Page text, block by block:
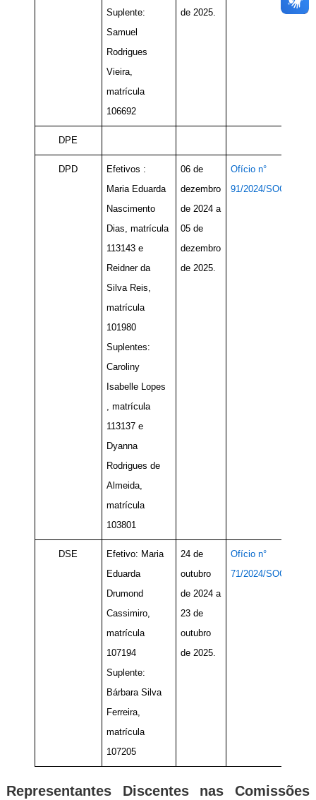
Suplente:
Samuel
Rodrigues
Vieira​​​​,
matrícula
106692
de 2025.
DPE
DPD
Efetivos :
Maria Eduarda
Nascimento
Dias, matrícula
113143 e
Reidner da
Silva Reis,
matrícula
101980
Suplentes:
Caroliny
Isabelle Lopes
, matrícula
113137 e
Dyanna
Rodrigues de
Almeida,
matrícula
103801
06 de
dezembro
de 2024 a
05 de
dezembro
de 2025.
Ofício n°
91/2024/SOC
DSE
Efetivo: Maria
Eduarda
Drumond
Cassimiro,
matrícula
107194
Suplente:
Bárbara Silva
Ferreira,
matrícula
107205
24 de
outubro
de 2024 a
23 de
outubro
de 2025.
Ofício n°
71/2024/SOC
Representantes Discentes nas Comissões